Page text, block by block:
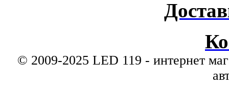
© 2009-2025 LED 119 - интернет